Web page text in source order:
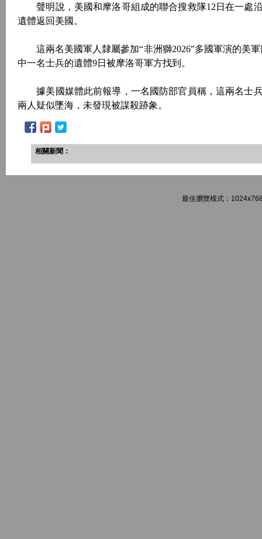
聲明說，美國和摩洛哥組成的聯合搜救隊12日在一處
遺體返回美國。
這兩名美國軍人隸屬參加“非洲獅2026”多國軍演的美軍
中一名士兵的遺體9日被摩洛哥軍方找到。
據美國媒體此前報導，一名國防部官員稱，這兩名士
兩人疑似墜海，未發現被謀殺跡象。
相關新聞：
最佳瀏覽模式：